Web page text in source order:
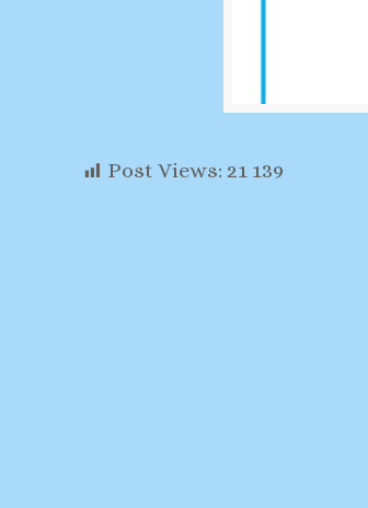
Post Views: 21 139